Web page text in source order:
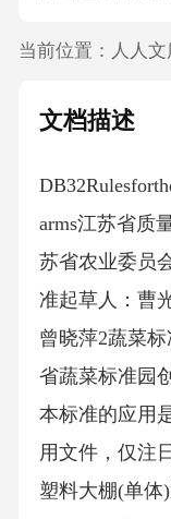
当前位置： 人人文
文档描述
arms江苏省质
苏省农业委员
准起草人：曹
曾晓萍2蔬菜
省蔬菜标准园
本标准的应用
用文件，仅注
塑料大棚(单体